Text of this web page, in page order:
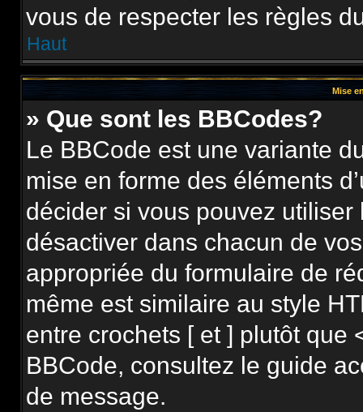
vous de respecter les règles
Haut
Mise
» Que sont les BBCodes?
Le BBCode est une variante
mise en forme des éléments
décider si vous pouvez
désactiver dans chacun de
appropriée du formulaire de
même est similaire au style
entre crochets [ et ] plutôt que
BBCode, consultez le guide
de message.